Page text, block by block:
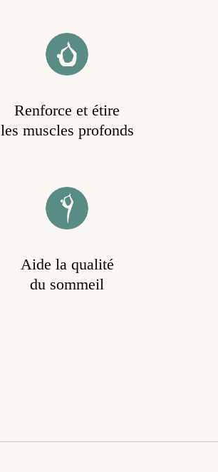
Renforce et étire
les muscles profonds
Aide la qualité
du sommeil